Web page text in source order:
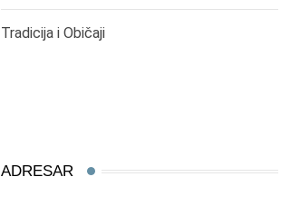
Tradicija i Običaji
ADRESAR